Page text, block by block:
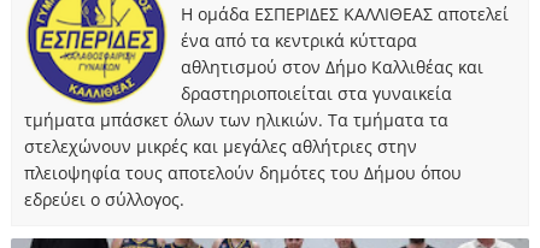
Η ομάδα ΕΣΠΕΡΙΔΕΣ ΚΑΛΛΙΘΕΑΣ αποτελεί
ένα από τα κεντρικά κύτταρα
αθλητισμού στον Δήμο Καλλιθέας και
δραστηριοποιείται στα γυναικεία
τμήματα μπάσκετ όλων των ηλικιών. Τα τμήματα τα
στελεχώνουν μικρές και μεγάλες αθλήτριες στην
πλειοψηφία τους αποτελούν δημότες του Δήμου όπου
εδρεύει ο σύλλογος.